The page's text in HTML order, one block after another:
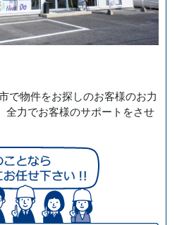
で物件をお探しのお客様のお力
全力でお客様のサポートをさせ